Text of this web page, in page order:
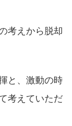
考えから脱却
と、激動の時
考えていただ